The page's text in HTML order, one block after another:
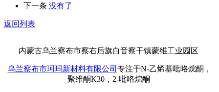
下一条 没有了
返回列表
内蒙古乌兰察布市察右后旗白音察干镇蒙维工业园区
乌兰察布市珂玛新材料有限公司 专注于N-乙烯基吡咯烷酮，
聚维酮K30，2-吡咯烷酮